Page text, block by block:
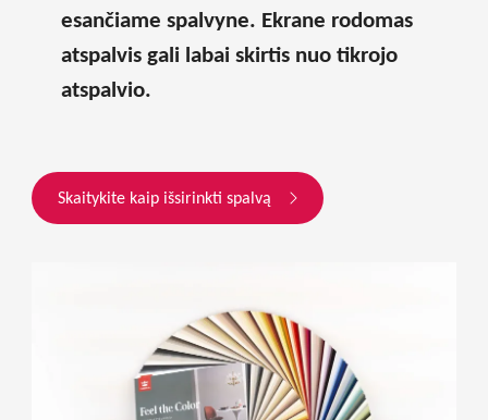
esančiame spalvyne. Ekrane rodomas
atspalvis gali labai skirtis nuo tikrojo
atspalvio.
Skaitykite kaip išsirinkti spalvą